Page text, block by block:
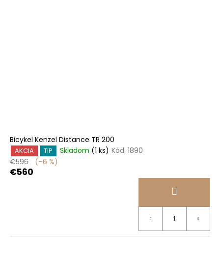
Bicykel Kenzel Distance TR 200
AKCIA TIP Skladom (1 ks) Kód: 1890
€596
(–6 %)
€560